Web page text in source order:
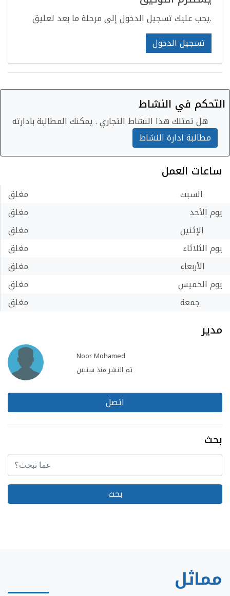
يجب عليك تسجيل الدخول إلى مرحلة ما بعد تعليق.
تسجيل الدخول
التحكم في النشاط
هل تمتلك هذا النشاط التجاري . يمكنك المطالبة بادارته
مطالبة ادارة النشاط
ساعات العمل
السبت
مغلق
يوم الأحد
مغلق
الإثنين
مغلق
يوم الثلاثاء
مغلق
الأربعاء
مغلق
يوم الخميس
مغلق
جمعة
مغلق
مدير
Noor Mohamed
تم النشر منذ سنتين
اتصل
بحث
مماثل